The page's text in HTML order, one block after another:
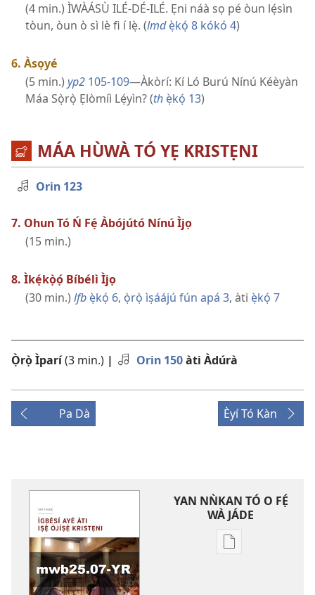
(4 min.) ÌWÀÁSÙ ILÉ-DÉ-ILÉ. Ẹni náà sọ pé òun lẹ́sìn
tòun, òun ò sì lè fi í lẹ̀. (lmdẹ̀kọ́ 8 kókó 4)
6. Àsọyé
(5 min.) yp2 105-109—Àkòrí: Kí Ló Burú Nínú Kéèyàn
Máa Sọ̀rọ̀ Ẹlòmíì Lẹ́yìn? (th ẹ̀kọ́ 13)
MÁA HÙWÀ TÓ YẸ KRISTẸNI
Orin 123
7. Ohun Tó Ń Fẹ́ Àbójútó Nínú Ìjọ
(15 min.)
8. Ìkẹ́kọ̀ọ́ Bíbélì Ìjọ
(30 min.) lfb ẹ̀kọ́ 6, ọ̀rọ̀ ìṣáájú fún apá 3, àti ẹ̀kọ́ 7
Ọ̀rọ̀ Ìparí(3 min.) | Orin 150àti Àdúrà
Pa Dà Èyí Tó Kàn
YAN NǸKAN TÓ O FẸ́
WÀ JÁDE
Bó